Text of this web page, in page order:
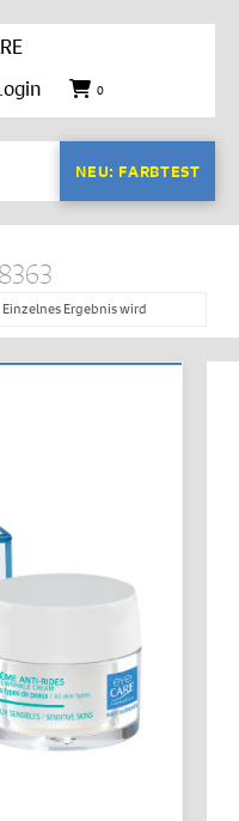
0
NEU: FARBTEST
Einzelnes Ergebnis wird
angezeigt